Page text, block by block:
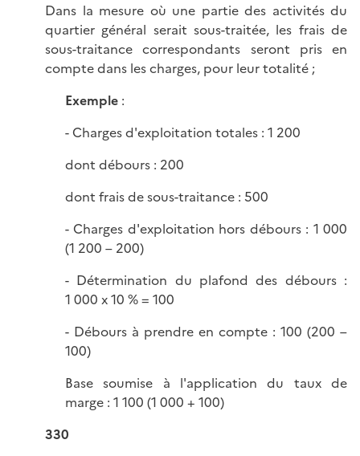
Dans la mesure où une partie des activités du
quartier général serait sous-traitée, les frais de
sous-traitance correspondants seront pris en
compte dans les charges, pour leur totalité ;
Exemple:
- Charges d'exploitation totales : 1 200
dont débours : 200
dont frais de sous-traitance : 500
- Charges d'exploitation hors débours : 1 000
(1 200 – 200)
- Détermination du plafond des débours :
1 000 x 10 % = 100
- Débours à prendre en compte : 100 (200 –
100)
Base soumise à l'application du taux de
marge : 1 100 (1 000 + 100)
330